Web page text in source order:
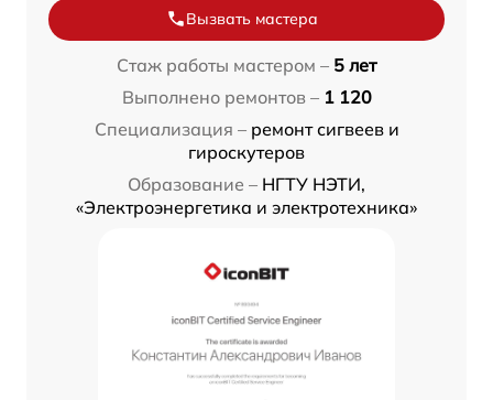
Вызвать мастера
Стаж работы мастером – 5 лет
Выполнено ремонтов – 1 120
Специализация – ремонт сигвеев и
гироскутеров
Образование – НГТУ НЭТИ,
«Электроэнергетика и электротехника»